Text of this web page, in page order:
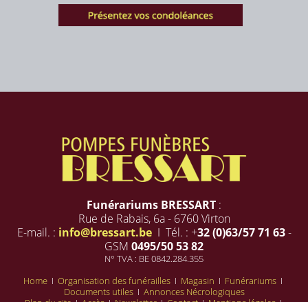
Funérariums BRESSART :
Rue de Rabais, 6a - 6760 Virton
E-mail. : info@bressart.beI Tél. : +32 (0)63/57 71 63-
GSM 0495/50 53 82
N° TVA : BE 0842.284.355
Home I Organisation des funérailles I Magasin I Funérariums I
Documents utiles I Annonces Nécrologiques